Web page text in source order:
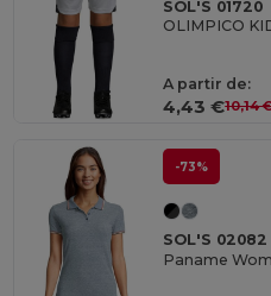
SOL'S 01720
A partir de:
4,43 €10,14
-73%
SOL'S 02082